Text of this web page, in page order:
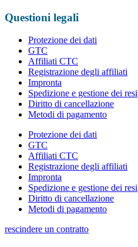
Questioni legali
Protezione dei dati
GTC
Affiliati CTC
Registrazione degli affiliati
Impronta
Spedizione e gestione dei resi
Diritto di cancellazione
Metodi di pagamento
Protezione dei dati
GTC
Affiliati CTC
Registrazione degli affiliati
Impronta
Spedizione e gestione dei resi
Diritto di cancellazione
Metodi di pagamento
rescindere un contratto